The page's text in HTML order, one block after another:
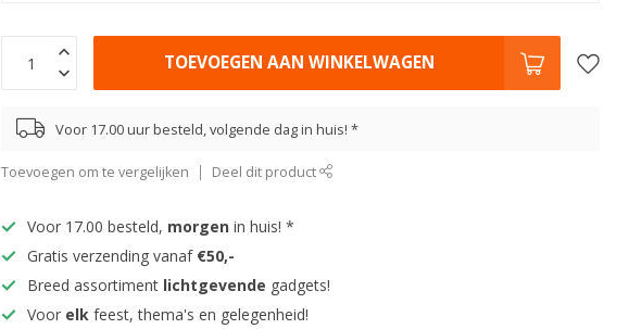
TOEVOEGEN AAN WINKELWAGEN
Voor 17.00 uur besteld, volgende dag in huis! *
Toevoegen om te vergelijken Deel dit product
Voor 17.00 besteld, morgen in huis! *
Gratis verzending vanaf €50,-
Breed assortiment lichtgevende gadgets!
Voor elk feest, thema's en gelegenheid!